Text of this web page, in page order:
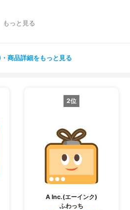
ども含めていろんな動画を見る
ありがたかったです?
人は芸能人の動画などを見たい
スおすすめです?
もっと見る
商品詳細をもっと見る
2位
A Inc.(エーインク)
ふわっち